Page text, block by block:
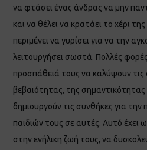
να φτάσει ένας άνδρας να μην
και να θέλει να κρατάει το χέρι
περιμένει να γυρίσει για να την
λειτουργήσει σωστά. Πολλές
προσπάθειά τους να καλύψουν τις
βεβαιότητας, της
δημιουργούν τις συνθήκες για
παιδιών τους σε αυτές. Αυτό έχει
στην ενήλικη ζωή τους, να